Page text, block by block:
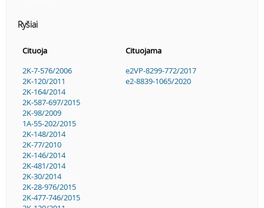
Ryšiai
Cituoja
Cituojama
2K-7-576/2006
2K-120/2011
2K-164/2014
2K-587-697/2015
2K-98/2009
1A-55-202/2015
2K-148/2014
2K-77/2010
2K-146/2014
2K-481/2014
2K-30/2014
2K-28-976/2015
2K-477-746/2015
e2VP-8299-772/2017
e2-8839-1065/2020